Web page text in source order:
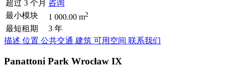
超过 3 个月 咨询
最小模块
1 000.00 m2
最短租期
3 年
描述 位置 公共交通 建筑 可用空间 联系我们
Panattoni Park Wrocław IX